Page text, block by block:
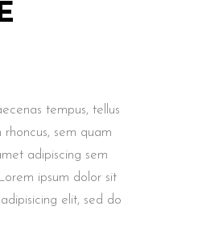
tempus, tellus
sem quam
adipiscing sem
ipsum dolor sit
elit, sed do